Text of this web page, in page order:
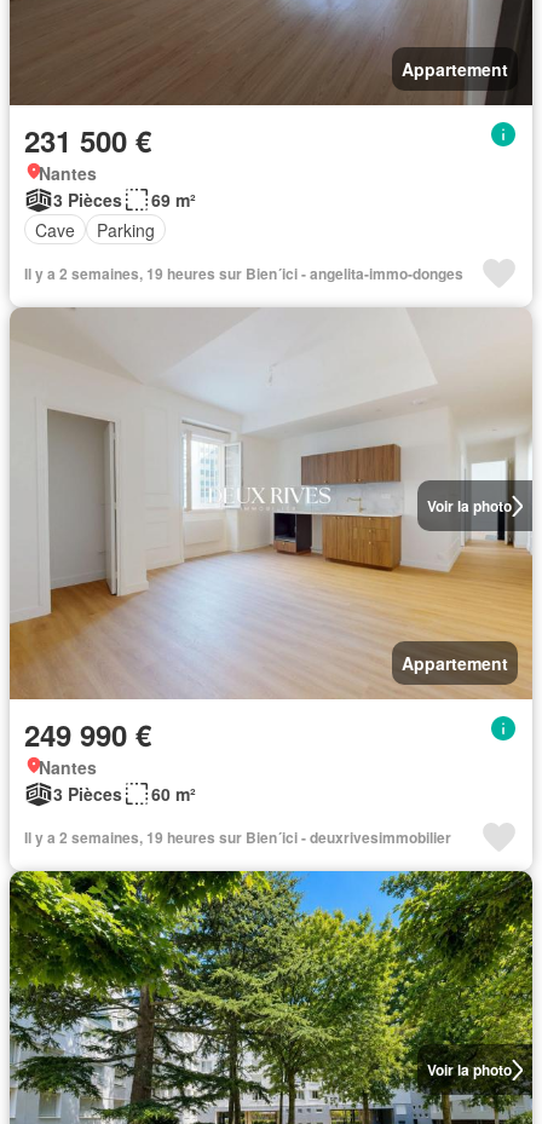
Appartement
231 500 €
Nantes
3 Pièces
69 m²
Cave
Parking
Il y a 2 semaines, 19 heures sur Bien´ici - angelita-immo-donges
Voir la photo
Appartement
249 990 €
Nantes
3 Pièces
60 m²
Il y a 2 semaines, 19 heures sur Bien´ici - deuxrivesimmobilier
Voir la photo